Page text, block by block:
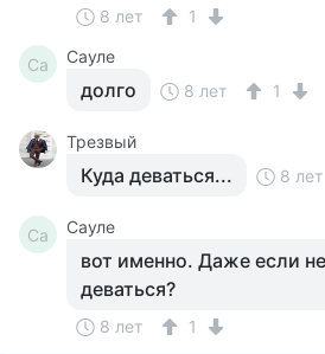
8 лет 1
Са Сауле
долго 8 лет 1
Трезвый
Куда деваться... 8 лет
Са Сауле
вот именно. Даже если
деваться?
8 лет 1